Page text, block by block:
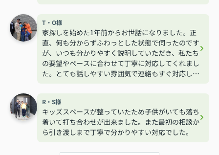
T・O様
家探しを始めた1年前からお世話になりました。正
直、何も分からずふわっとした状態で伺ったのです
が、いつも分かりやすく説明していただき、私たち
の要望やペースに合わせて丁寧に対応してくれまし
た。とても話しやすい雰囲気で連絡もすぐ対応して
R・S様
キッズスペースが整っていたため子供がいても落ち
着いて打ち合わせが出来ました。また最初の相談か
ら引き渡しまで丁寧で分かりやすい対応でした。